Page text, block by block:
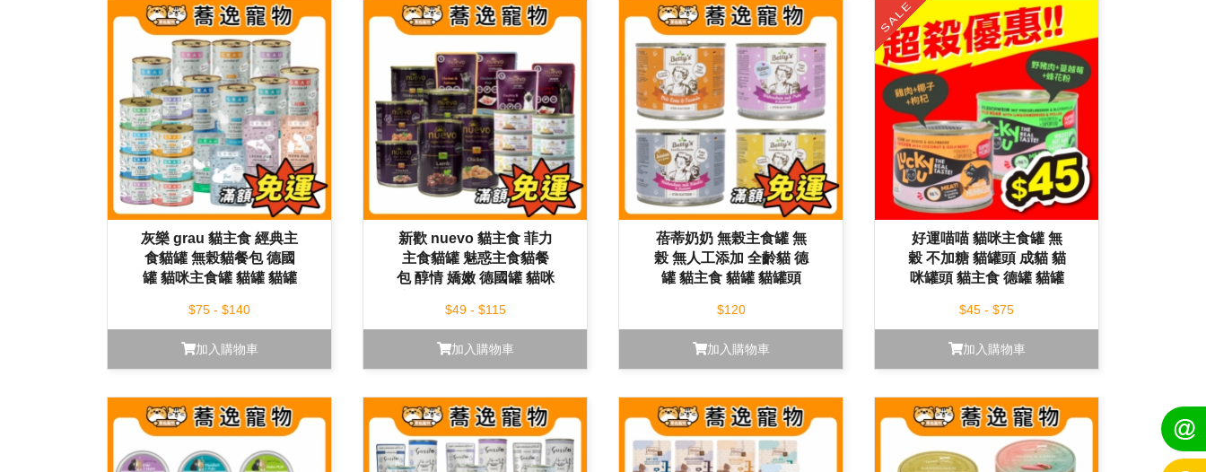
灰樂 grau 貓主食 經典主
食貓罐 無榖貓餐包 德國
罐 貓咪主食罐 貓罐 貓罐
$75 - $140
加入購物車
新歡 nuevo 貓主食 菲力
主食貓罐 魅惑主食貓餐
包 醇情 嬌嫩 德國罐 貓咪
盒
$49 - $115
加入購物車
蓓蒂奶奶 無榖主食罐 無
榖 無人工添加 全齡貓 德
罐 貓主食 貓罐 貓罐頭
$120
加入購物車
好運喵喵 貓咪主食罐 無
穀 不加糖 貓罐頭 成貓 貓
咪罐頭 貓主食 德罐 貓罐
$45 - $75
加入購物車